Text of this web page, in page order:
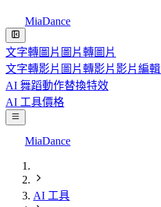
MiaDance
文字轉圖片 圖片轉圖片
文字轉影片 圖片轉影片 影片編輯
AI 舞蹈動作替換特效
AI 工具價格
MiaDance
AI 工具